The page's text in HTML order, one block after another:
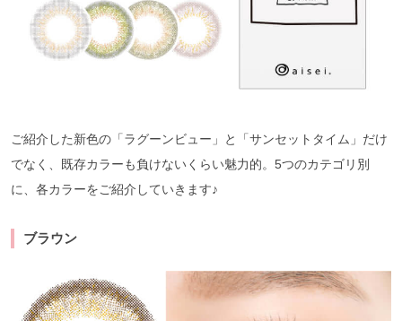
ご紹介した新色の「ラグーンビュー」と「サンセットタイム」だけ
でなく、既存カラーも負けないくらい魅力的。5つのカテゴリ別
に、各カラーをご紹介していきます♪
ブラウン